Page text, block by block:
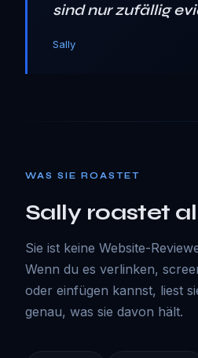
sind nur zufällig
Sally
WAS SIE ROASTET
Sally roastet
Sie ist keine Website-
Wenn du es verlinken,
oder einfügen kannst, liest
genau, was sie davon hält.